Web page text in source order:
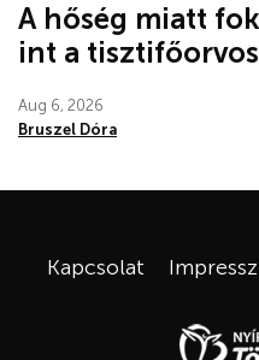
A hőség miatt
int a tisztifőorvos
Aug 6, 2026
Bruszel Dóra
Kapcsolat